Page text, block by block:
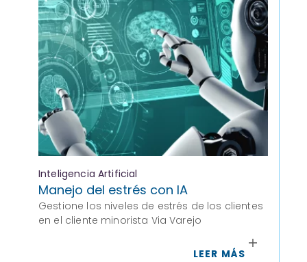
Inteligencia Artificial
Manejo del estrés con IA
Gestione los niveles de estrés de los clientes
en el cliente minorista Via Varejo
LEER MÁS